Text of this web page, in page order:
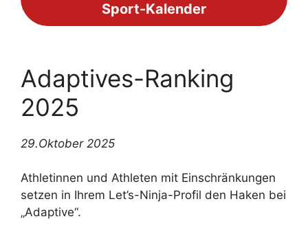
Sport-Kalender
Adaptives-Ranking
2025
29.Oktober 2025
Athletinnen und Athleten mit Einschränkungen
setzen in Ihrem Let’s-Ninja-Profil den Haken bei
„Adaptive“.